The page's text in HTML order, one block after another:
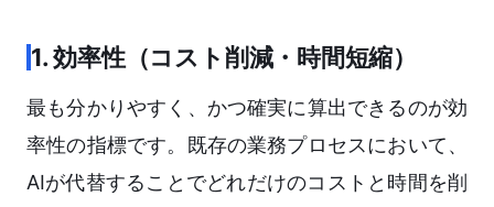
1. 効率性（コスト削減・時間短縮）
最も分かりやすく、かつ確実に算出できるのが効
率性の指標です。既存の業務プロセスにおいて、
AIが代替することでどれだけのコストと時間を削